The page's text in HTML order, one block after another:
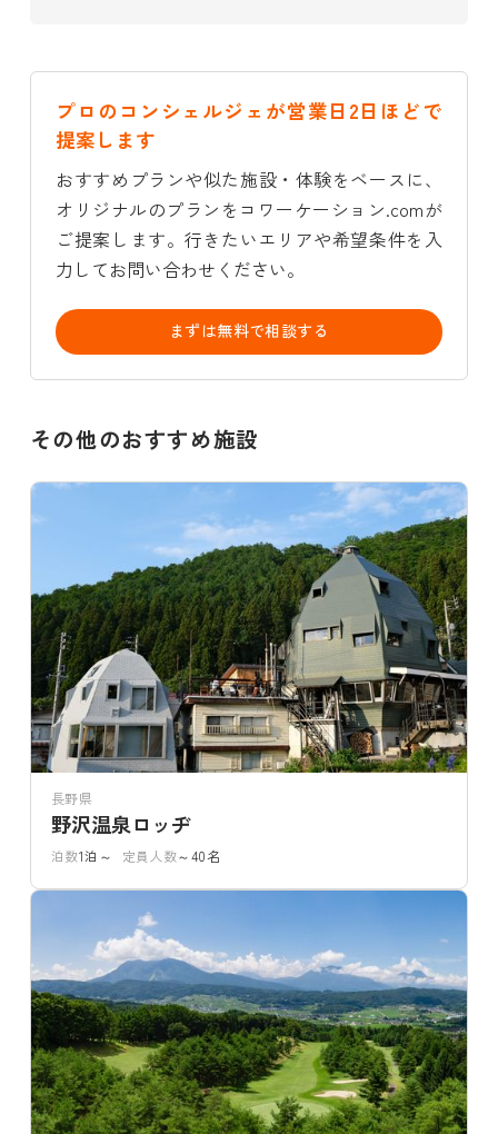
プロのコンシェルジェが営業日2日ほどで
提案します
おすすめプランや似た施設・体験をベースに、
オリジナルのプランをコワーケーション.comが
ご提案します。行きたいエリアや希望条件を入
力してお問い合わせください。
まずは無料で相談する
その他のおすすめ施設
長野県
野沢温泉ロッヂ
泊数1泊～ 定員人数～40名